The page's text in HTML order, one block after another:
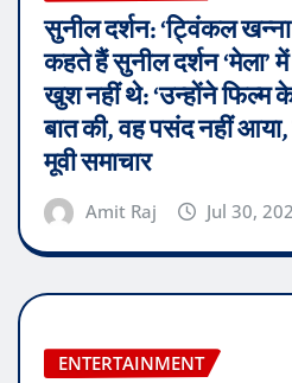
सुनील दर्शन: ‘ट्विंकल खन्ना
कहते हैं सुनील दर्शन ‘मेला’
खुश नहीं थे: ‘उन्होंने फिल्म
बात की, वह पसंद नहीं आया,
मूवी समाचार
Amit Raj Jul 30,
ENTERTAINMENT